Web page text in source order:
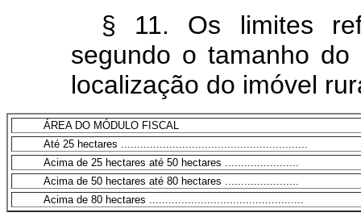
§ 11. Os limites
segundo o tamanho
localização do imóvel
ÁREA DO MÓDULO FISCAL
Até 25 hectares ..........................................................
Acima de 25 hectares até 50 hectares .......................
Acima de 50 hectares até 80 hectares .......................
Acima de 80 hectares ................................................